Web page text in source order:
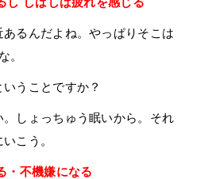
あるんだよね。やっぱりそこは
。
いうことですか？
。しょっちゅう眠いから。それ
こう。
・不機嫌になる